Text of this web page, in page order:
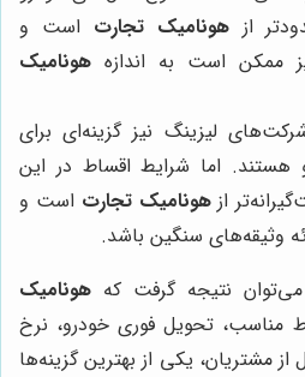
ازهونامیک تجارت است و
ممکن است به اندازه هونامیک
لیزینگ نیز گزینه‌ای برای
هستند. اما شرایط اقساط در این
ازهونامیک تجارت است و
وثیقه‌های سنگین باشد.
نتیجه گرفت که هونامیک
مناسب، تحویل فوری خودرو، نرخ
مشتریان، یکی از بهترین گزینه‌ها